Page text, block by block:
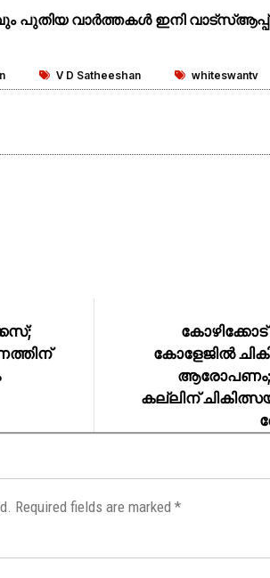
പുതിയ വാർത്തകൾ ഇനി വാട്സ്ആപ്പ്
V D Satheeshan whiteswantv
കോളേജിൽ
ആരോപണം;
കല്ലിന്
Required fields are marked *